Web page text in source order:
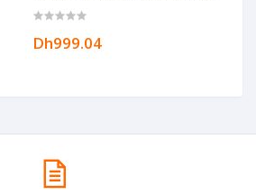
Dh999.04